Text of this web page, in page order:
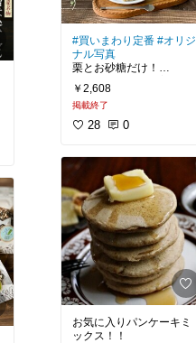
#買いまわり定番 #オリジ
ナル写真
栗とお砂糖だけ！
ぎゅぎゅっと栗の美味し
さが楽しめます♪
何度も買ってるお気に入
り！！
#自分へのご褒美
#おうち時間充実
#栗スイーツ
￥2,608
掲載終了
28 0
お気に入りパンケーキミ
ックス！！